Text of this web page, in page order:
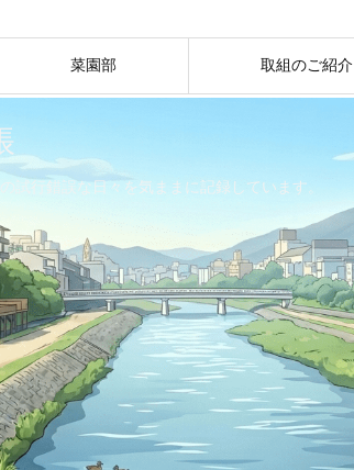
菜園部 取組のご紹介
行錯誤な日々を気ままに記録しています。